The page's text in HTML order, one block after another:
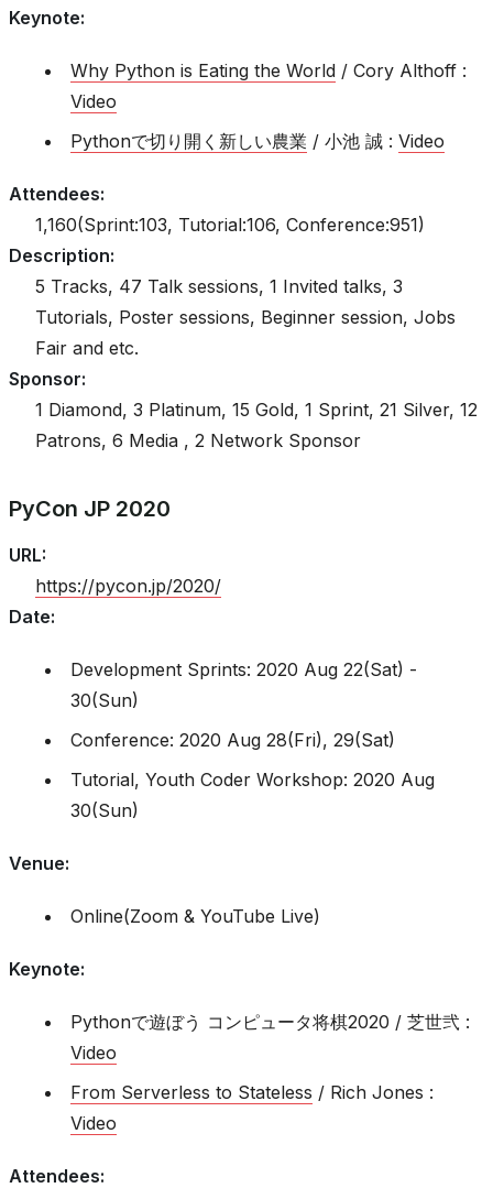
Keynote:
Why Python is Eating the World / Cory Althoff :
Video
Pythonで切り開く新しい農業 / 小池 誠 : Video
Attendees:
1,160(Sprint:103, Tutorial:106, Conference:951)
Description:
5 Tracks, 47 Talk sessions, 1 Invited talks, 3
Tutorials, Poster sessions, Beginner session, Jobs
Fair and etc.
Sponsor:
1 Diamond, 3 Platinum, 15 Gold, 1 Sprint, 21 Silver, 12
Patrons, 6 Media , 2 Network Sponsor
PyCon JP 2020
URL:
https://pycon.jp/2020/
Date:
Development Sprints: 2020 Aug 22(Sat) -
30(Sun)
Conference: 2020 Aug 28(Fri), 29(Sat)
Tutorial, Youth Coder Workshop: 2020 Aug
30(Sun)
Venue:
Online(Zoom & YouTube Live)
Keynote:
Pythonで遊ぼう コンピュータ将棋2020 / 芝世弐 :
Video
From Serverless to Stateless / Rich Jones :
Video
Attendees: